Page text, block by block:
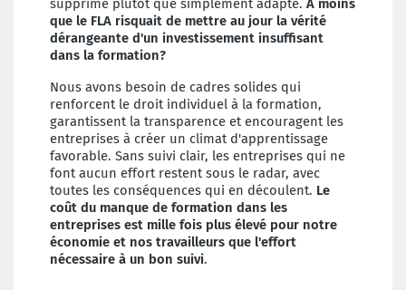
supprimé plutôt que simplement adapté. À moins
que le FLA risquait de mettre au jour la vérité
dérangeante d'un investissement insuffisant
dans la formation?
Nous avons besoin de cadres solides qui
renforcent le droit individuel à la formation,
garantissent la transparence et encouragent les
entreprises à créer un climat d'apprentissage
favorable. Sans suivi clair, les entreprises qui ne
font aucun effort restent sous le radar, avec
toutes les conséquences qui en découlent. Le
coût du manque de formation dans les
entreprises est mille fois plus élevé pour notre
économie et nos travailleurs que l'effort
nécessaire à un bon suivi.